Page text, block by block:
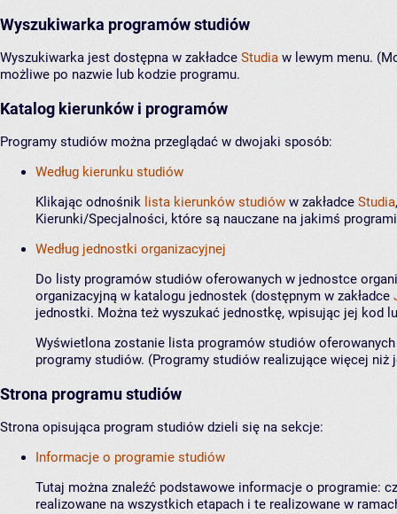
Wyszukiwarka programów studiów
Wyszukiwarka jest dostępna w zakładce Studia w lewym menu.
możliwe po nazwie lub kodzie programu.
Katalog kierunków i programów
Programy studiów można przeglądać w dwojaki sposób:
Według kierunku studiów
Klikając odnośnik lista kierunków studiów w zakładce Studia
Kierunki/Specjalności, które są nauczane na jakimś
Według jednostki organizacyjnej
Do listy programów studiów oferowanych w jednostce
organizacyjną w katalogu jednostek (dostępnym w zakładce
jednostki. Można też wyszukać jednostkę, wpisując jej kod
Wyświetlona zostanie lista programów studiów
programy studiów. (Programy studiów realizujące więcej
Strona programu studiów
Strona opisująca program studiów dzieli się na sekcje:
Informacje o programie studiów
Tutaj można znaleźć podstawowe informacje o programie:
realizowane na wszystkich etapach i te realizowane w